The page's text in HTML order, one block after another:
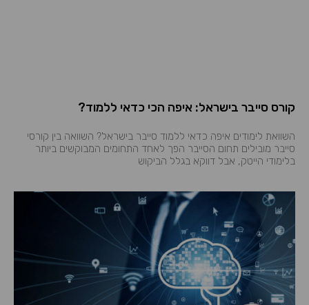
קורס סייבר בישראל: איפה הכי כדאי ללמוד?
השוואת לימודים איפה כדאי ללמוד סייבר בישראל? השוואה בין קורסי
סייבר מובילים תחום הסייבר הפך לאחד התחומים המבוקשים ביותר
בלימודי הייטק, אבל דווקא בגלל הביקוש